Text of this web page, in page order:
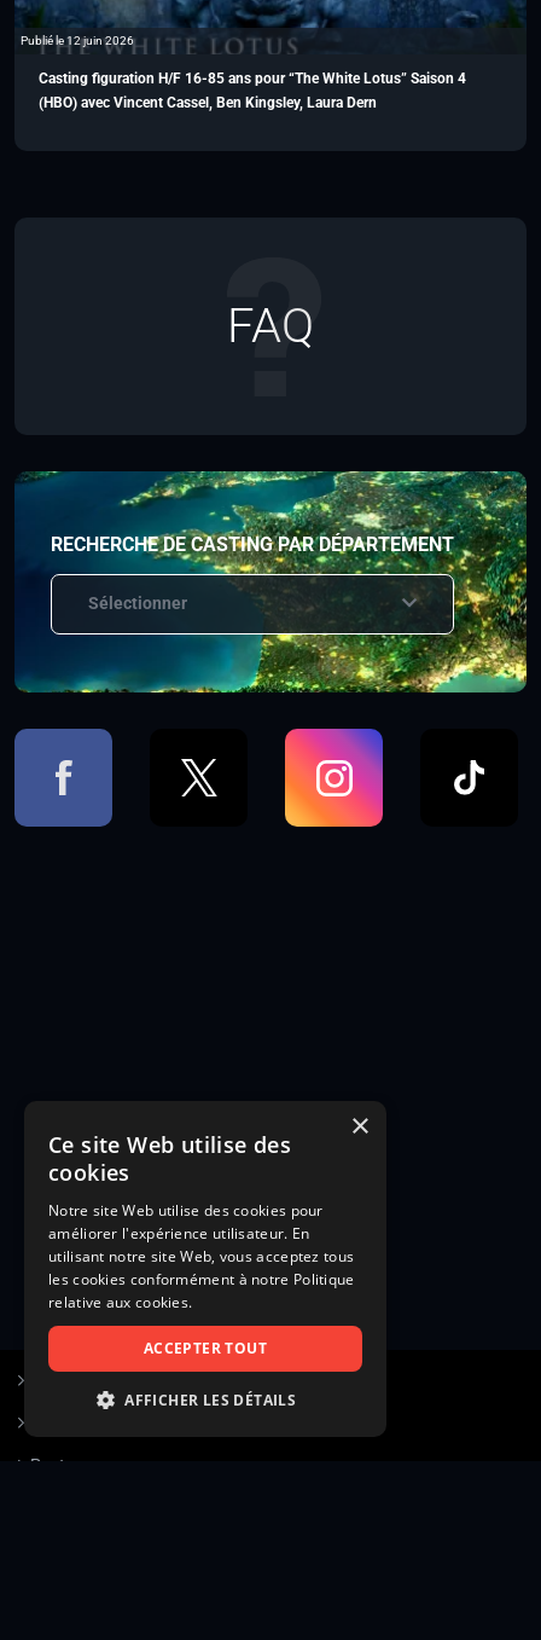
Publié le 12 juin 2026
Casting figuration H/F 16-85 ans pour “The White Lotus” Saison 4
(HBO) avec Vincent Cassel, Ben Kingsley, Laura Dern
FAQ
RECHERCHE DE CASTING PAR DÉPARTEMENT
Sélectionner
Poster une annonce
×
Ce site Web utilise des
cookies
Notre site Web utilise des cookies pour
améliorer l'expérience utilisateur. En
utilisant notre site Web, vous acceptez tous
les cookies conformément à notre Politique
relative aux cookies.
ACCEPTER TOUT
AFFICHER LES DÉTAILS